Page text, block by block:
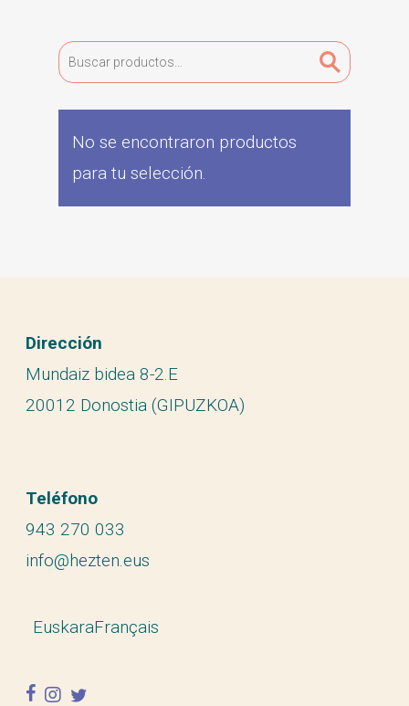
Buscar
por:
No se encontraron productos
para tu selección.
Dirección
Mundaiz bidea 8-2.E
20012 Donostia (GIPUZKOA)
Teléfono
943 270 033
info@hezten.eus
EuskaraFrançais
facebook
instagram
twitter